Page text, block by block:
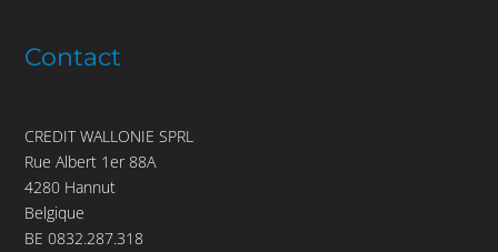
Contact
CREDIT WALLONIE SPRL
Rue Albert 1er 88A
4280 Hannut
Belgique
BE 0832.287.318